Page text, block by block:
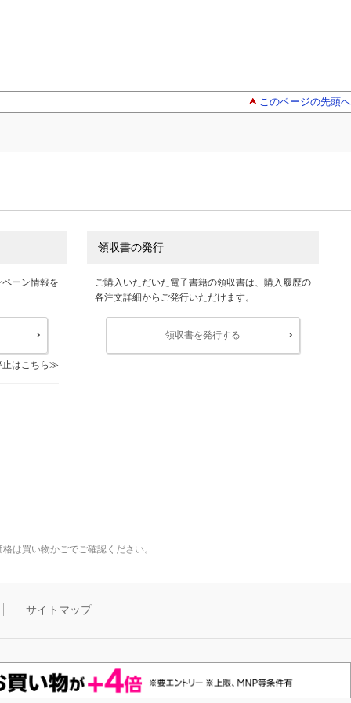
このページの先頭へ
ーン情報を
はこちら
領収書の発行
ご購入いただいた電子書籍の領収書は、購入履歴の
各注文詳細からご発行いただけます。
領収書を発行する
は買い物かごでご確認ください。
サイトマップ